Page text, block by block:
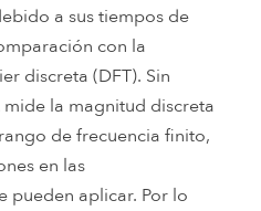
a sus tiempos de
con la
discreta (DFT). Sin
la magnitud discreta
de frecuencia finito,
en las
pueden aplicar. Por lo